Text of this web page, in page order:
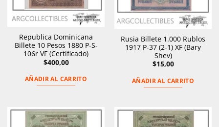
Republica Dominicana
Billete 10 Pesos 1880 P-S-
106r VF (Certificado)
$400,00
AÑADIR AL CARRITO
Rusia Billete 1.000 Rublos
1917 P-37 (2-1) XF (Bary
Shev)
$15,00
AÑADIR AL CARRITO